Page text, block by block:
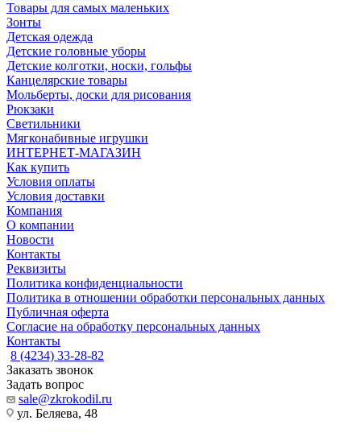
Товары для самых маленьких
Зонты
Детская одежда
Детские головные уборы
Детские колготки, носки, гольфы
Канцелярские товары
Мольберты, доски для рисования
Рюкзаки
Светильники
Мягконабивные игрушки
ИНТЕРНЕТ-МАГАЗИН
Как купить
Условия оплаты
Условия доставки
Компания
О компании
Новости
Контакты
Реквизиты
Политика конфиденциальности
Политика в отношении обработки персональных данных
Публичная оферта
Согласие на обработку персональных данных
Контакты
8 (4234) 33-28-82
Заказать звонок
Задать вопрос
sale@zkrokodil.ru
ул. Беляева, 48